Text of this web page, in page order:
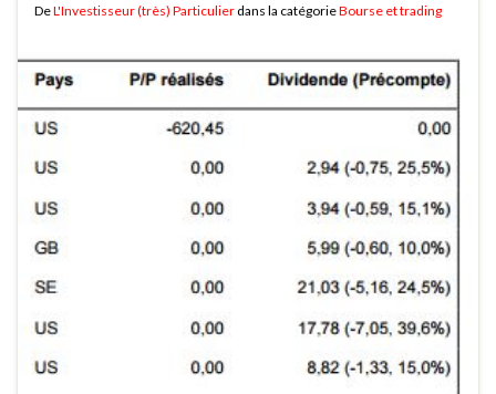
DeL'Investisseur (très) Particulier dans la catégorieBourse et trading